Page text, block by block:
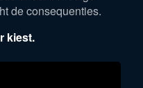
de consequenties.
kiest.